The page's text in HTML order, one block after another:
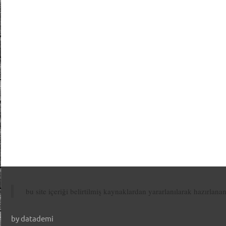
bu site içeriği belirtilmiş kaynaklardan yararlanılarak hazırlanan
by datademi